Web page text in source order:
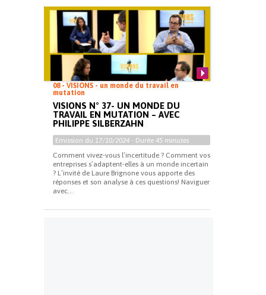
08 - VISIONS - un monde du travail en
mutation
VISIONS N° 37- UN MONDE DU
TRAVAIL EN MUTATION – AVEC
PHILIPPE SILBERZAHN
Emission du 17/10/2024 - Durée 45 minutes
Comment vivez-vous l’incertitude ? Comment vos
entreprises s’adaptent-elles à un monde incertain
? L’invité de Laure Brignone vous apporte des
réponses et son analyse à ces questions! Naviguer
avec...